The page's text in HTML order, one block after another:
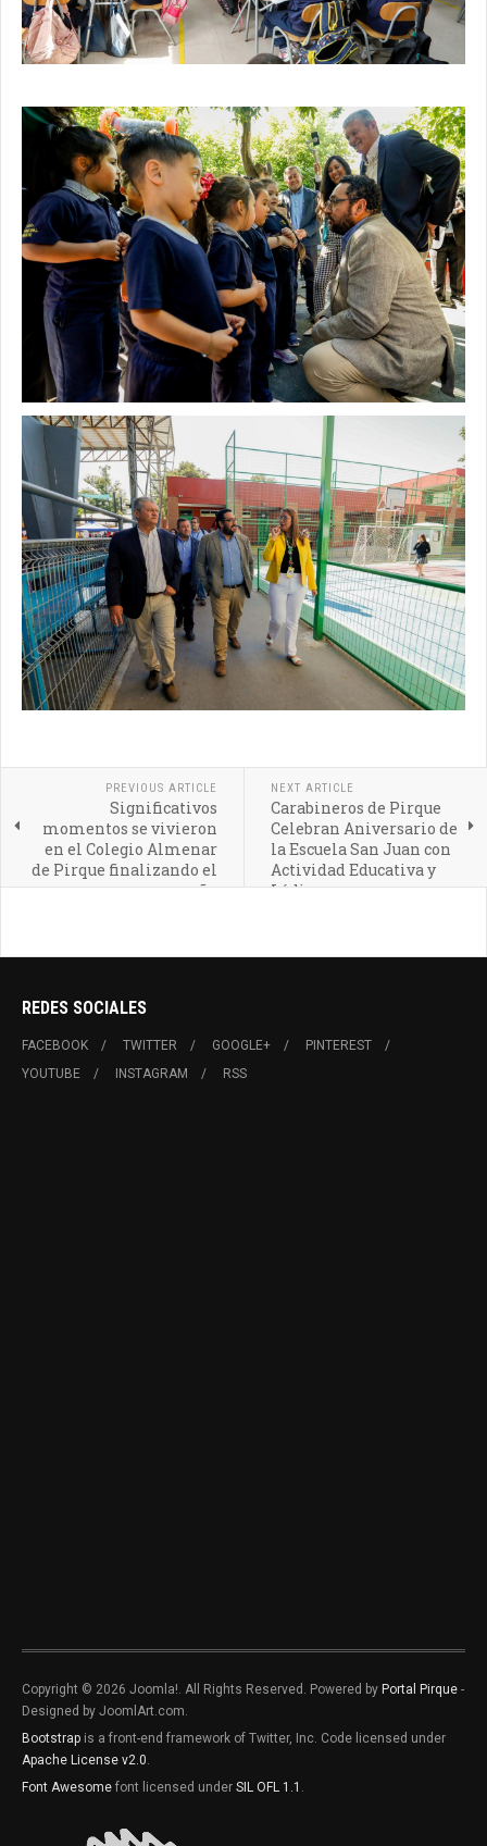
PREVIOUS ARTICLE
Significativos
momentos se vivieron
en el Colegio Almenar
de Pirque finalizando el
año
NEXT ARTICLE
Carabineros de Pirque
Celebran Aniversario de
la Escuela San Juan con
Actividad Educativa y
Lúdica
REDES SOCIALES
FACEBOOK TWITTER GOOGLE+
PINTEREST
YOUTUBE
INSTAGRAM RSS
Copyright © 2026 Joomla!. All Rights Reserved. Powered by Portal Pirque -
Designed by JoomlArt.com.
Bootstrap is a front-end framework of Twitter, Inc. Code licensed under
Apache License v2.0.
Font Awesome font licensed under SIL OFL 1.1 .